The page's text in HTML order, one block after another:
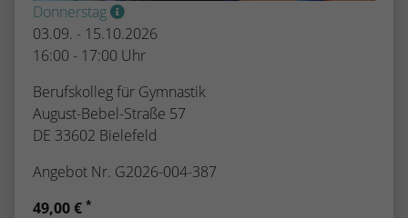
Donnerstag
03.09. - 15.10.2026
16:00 - 17:00 Uhr
Berufskolleg für Gymnastik
August-Bebel-Straße 57
DE 33602 Bielefeld
Angebot Nr. G2026-004-387
49,00 € *